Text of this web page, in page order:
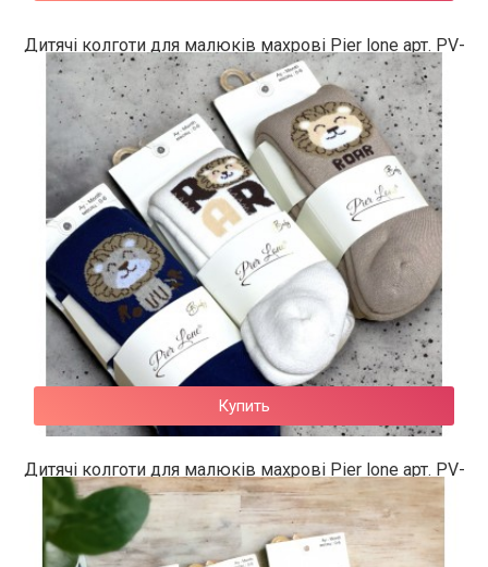
Дитячі колготи для малюків махрові Pier lone арт. PV-
453
225 грн.
Купить
Дитячі колготи для малюків махрові Pier lone арт. PV-
492
188 грн.